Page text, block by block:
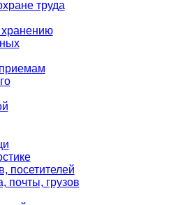
труда
посетителей
почты, грузов